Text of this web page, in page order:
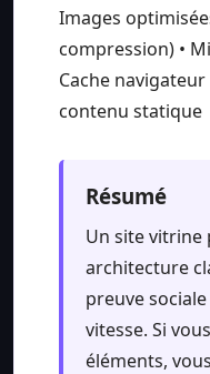
Images
compression) •
Cache navigateur
contenu statique
Résumé
Un site
architecture
preuve sociale
vitesse. Si
éléments,